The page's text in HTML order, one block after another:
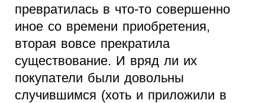
превратилась в что-то совершенно
иное со времени приобретения,
вторая вовсе прекратила
существование. И вряд ли их
покупатели были довольны
случившимся (хоть и приложили в